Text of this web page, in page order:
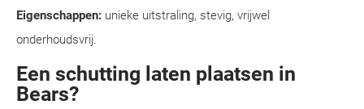
Eigenschappen: unieke uitstraling, stevig, vrijwel
onderhoudsvrij.
Een schutting laten plaatsen in
Bears?